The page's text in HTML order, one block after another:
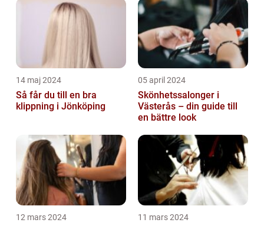
14 maj 2024
Så får du till en bra
klippning i Jönköping
05 april 2024
Skönhetssalonger i
Västerås – din guide till
en bättre look
12 mars 2024 11 mars 2024